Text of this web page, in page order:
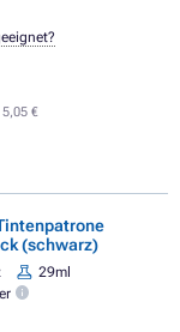
5,05 €
(schwarz)
29ml